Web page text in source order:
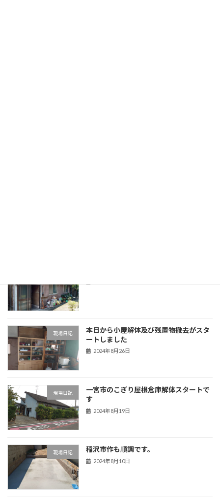
現場日記
本日から小屋解体及び残置物撤去がスタ
ートしました
2024年8月26日
現場日記
一宮市のこぎり屋根倉庫解体スタートで
す
2024年8月19日
現場日記 稲沢市作も順調です。
2024年8月10日